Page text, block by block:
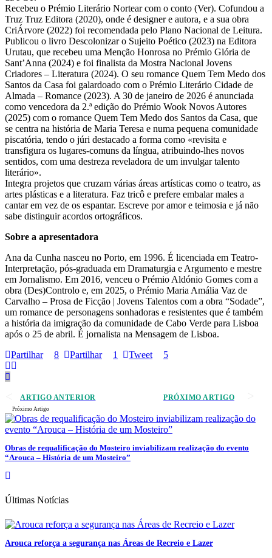
Recebeu o Prémio Literário Nortear com o conto (Ver). Cofundou a
Truz Truz Editora (2020), onde é designer e autora, e a sua obra
CriÁrvore (2022) foi recomendada pelo Plano Nacional de Leitura.
Publicou o livro Descolonizar o Sujeito Poético (2023) na Editora
Urutau, que recebeu uma Menção Honrosa no Prémio Glória de
Sant’Anna (2024) e foi finalista da Mostra Nacional Jovens
Criadores – Literatura (2024). O seu romance Quem Tem Medo dos
Santos da Casa foi galardoado com o Prémio Literário Cidade de
Almada – Romance (2023). A 30 de janeiro de 2026 é anunciada
como vencedora da 2.ª edição do Prémio Wook Novos Autores
(2025) com o romance Quem Tem Medo dos Santos da Casa, que
se centra na história de Maria Teresa e numa pequena comunidade
piscatória, tendo o júri destacado a forma como «revisita e
transfigura os lugares-comuns da língua, atribuindo-lhes novos
sentidos, com uma destreza reveladora de um invulgar talento
literário».
Integra projetos que cruzam várias áreas artísticas como o teatro, as
artes plásticas e a literatura. Faz tricô e prefere embalar males a
cantar em vez de os espantar. Escreve por amor e teimosia e já não
sabe distinguir acordos ortográficos.
Sobre a apresentadora
Ana da Cunha nasceu no Porto, em 1996. É licenciada em Teatro-
Interpretação, pós-graduada em Dramaturgia e Argumento e mestre
em Jornalismo. Em 2016, venceu o Prémio Aldónio Gomes com a
obra (Des)Controlo e, em 2025, o Prémio Maria Amália Vaz de
Carvalho – Prosa de Ficção | Jovens Talentos com a obra “Sodade”,
um romance de personagens sonhadoras e resistentes que é também
a história da imigração da comunidade de Cabo Verde para Lisboa
após o 25 de abril. É jornalista na Mensagem de Lisboa.
Partilhar
8 Partilhar 1 Tweet 5
ARTIGO ANTERIOR PRÓXIMO ARTIGO
Próximo Artigo
Obras de requalificação do Mosteiro inviabilizam realização do evento
“Arouca – História de um Mosteiro”
Últimas Notícias
Arouca reforça a segurança nas Áreas de Recreio e Lazer